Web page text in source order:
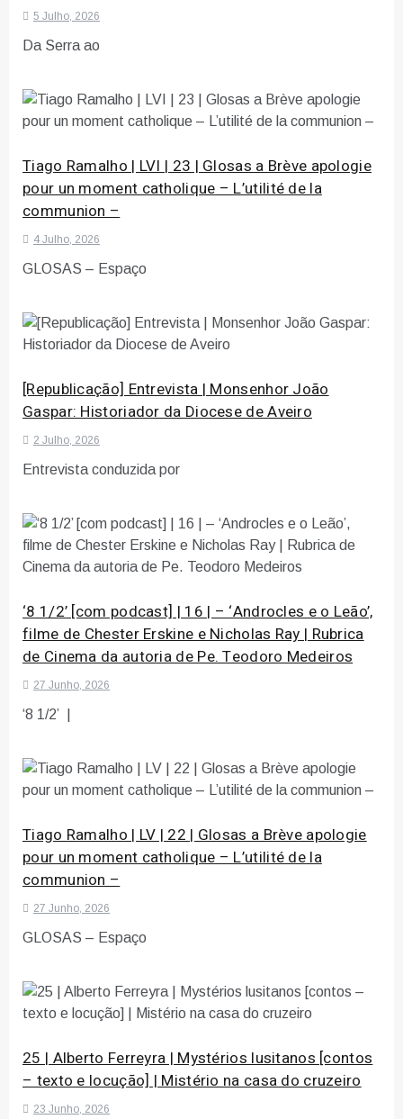
5 Julho, 2026
Da Serra ao
Tiago Ramalho | LVI | 23 | Glosas a Brève apologie
pour un moment catholique – L’utilité de la
communion –
4 Julho, 2026
GLOSAS – Espaço
[Republicação] Entrevista | Monsenhor João
Gaspar: Historiador da Diocese de Aveiro
2 Julho, 2026
Entrevista conduzida por
‘8 1/2’ [com podcast] | 16 | – ‘Androcles e o Leão’,
filme de Chester Erskine e Nicholas Ray | Rubrica
de Cinema da autoria de Pe. Teodoro Medeiros
27 Junho, 2026
‘8 1/2’ |
Tiago Ramalho | LV | 22 | Glosas a Brève apologie
pour un moment catholique – L’utilité de la
communion –
27 Junho, 2026
GLOSAS – Espaço
25 | Alberto Ferreyra | Mystérios lusitanos [contos
– texto e locução] | Mistério na casa do cruzeiro
23 Junho, 2026